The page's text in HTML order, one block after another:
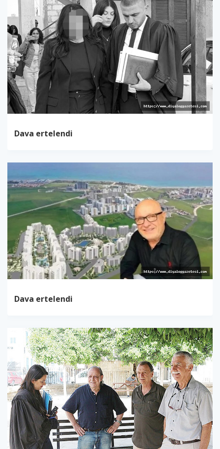
Dava ertelendi
Dava ertelendi